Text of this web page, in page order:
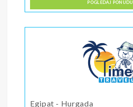
POGLEDAJ PONUDU
Egipat - Hurgada